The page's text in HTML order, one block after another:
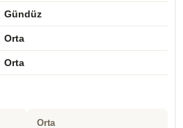
Gündüz
Orta
Orta
Orta